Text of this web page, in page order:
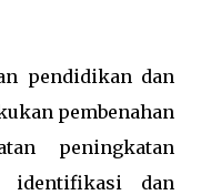
pendidikan dan
pembenahan
peningkatan
identifikasi dan